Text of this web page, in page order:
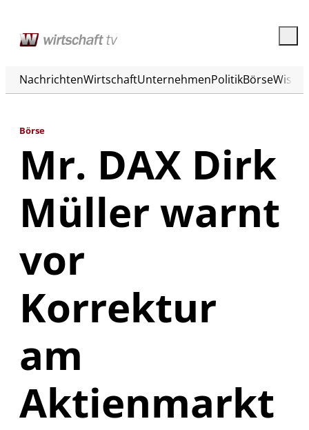
NachrichtenWirtschaftUnternehmenPolitikBörse
Börse
Mr. DAX Dirk
Müller warnt
vor
Korrektur
am
Aktienmarkt